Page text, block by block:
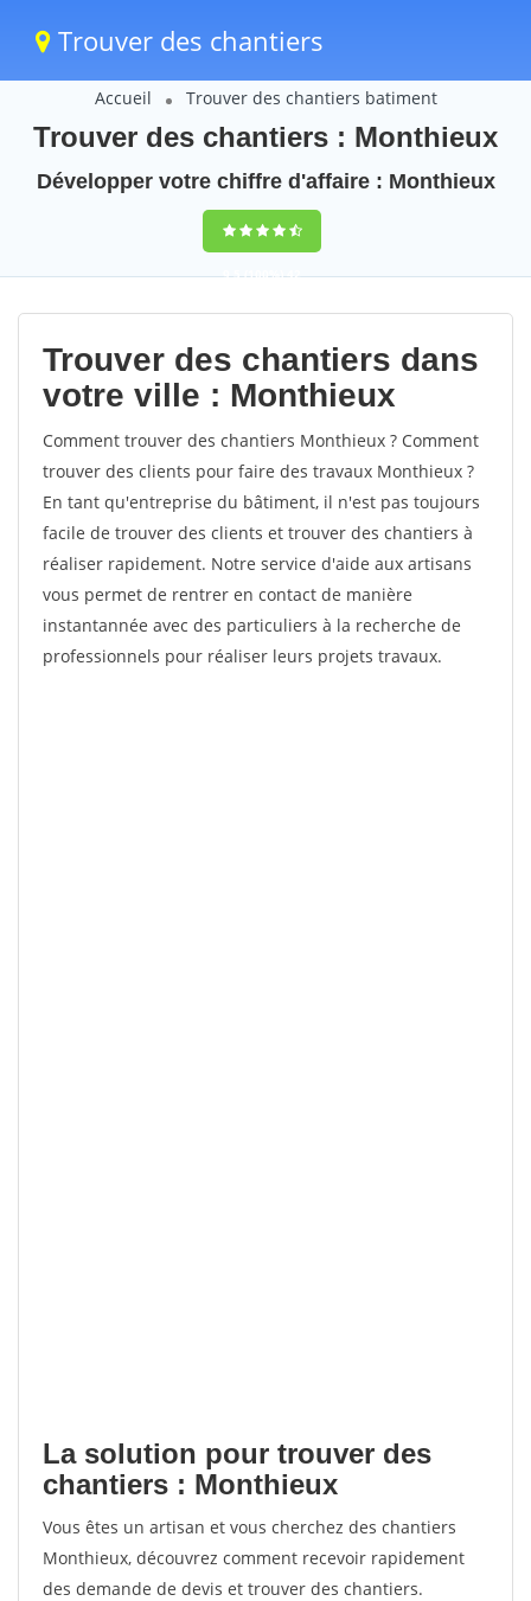
Trouver des chantiers
Accueil Trouver des chantiers batiment
Trouver des chantiers : Monthieux
Développer votre chiffre d'affaire : Monthieux
9,5(100%)42
votes
Trouver des chantiers dans
votre ville : Monthieux
Comment trouver des chantiers Monthieux ? Comment
trouver des clients pour faire des travaux Monthieux ?
En tant qu'entreprise du bâtiment, il n'est pas toujours
facile de trouver des clients et trouver des chantiers à
réaliser rapidement. Notre service d'aide aux artisans
vous permet de rentrer en contact de manière
instantannée avec des particuliers à la recherche de
professionnels pour réaliser leurs projets travaux.
La solution pour trouver des
chantiers : Monthieux
Vous êtes un artisan et vous cherchez des chantiers
Monthieux, découvrez comment recevoir rapidement
des demande de devis et trouver des chantiers.